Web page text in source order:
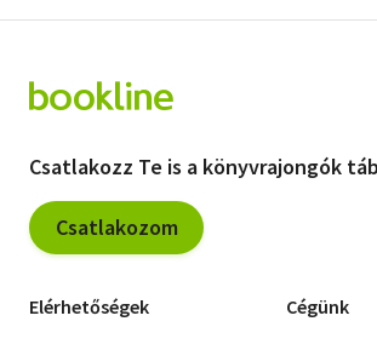
Csatlakozz Te is a könyvrajongók
Csatlakozom
Elérhetőségek Cégünk